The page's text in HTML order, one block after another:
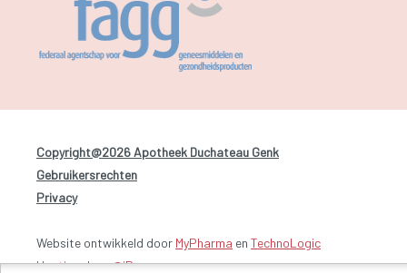
Copyright@2026 Apotheek Duchateau Genk
Gebruikersrechten
Privacy
Website ontwikkeld door MyPharma en TechnoLogic
Hosting door @iPower